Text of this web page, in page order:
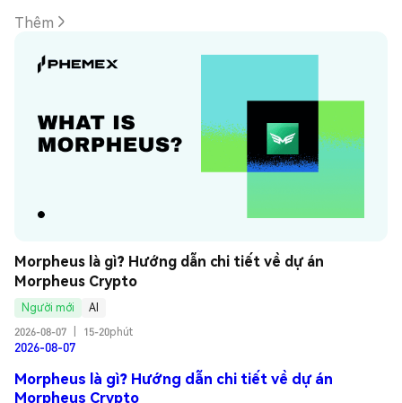
Thêm
Morpheus là gì? Hướng dẫn chi tiết về dự án
Morpheus Crypto
Người mới
AI
2026-08-07
15-20phút
2026-08-07
Morpheus là gì? Hướng dẫn chi tiết về dự án
Morpheus Crypto